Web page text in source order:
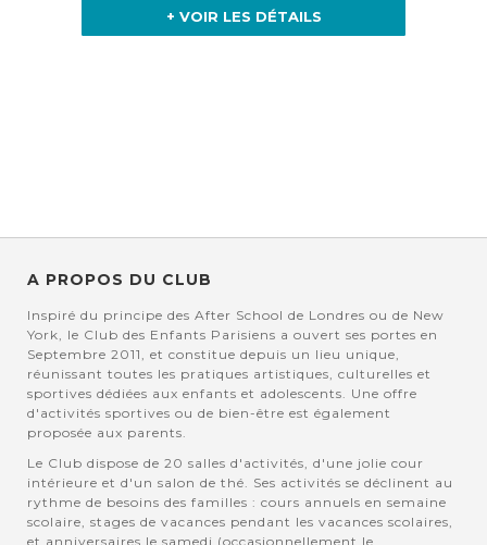
+ VOIR LES DÉTAILS
A PROPOS DU CLUB
Inspiré du principe des After School de Londres ou de New
York, le Club des Enfants Parisiens a ouvert ses portes en
Septembre 2011, et constitue depuis un lieu unique,
réunissant toutes les pratiques artistiques, culturelles et
sportives dédiées aux enfants et adolescents. Une offre
d'activités sportives ou de bien-être est également
proposée aux parents.
Le Club dispose de 20 salles d'activités, d'une jolie cour
intérieure et d'un salon de thé. Ses activités se déclinent au
rythme de besoins des familles : cours annuels en semaine
scolaire, stages de vacances pendant les vacances scolaires,
et anniversaires le samedi (occasionnellement le